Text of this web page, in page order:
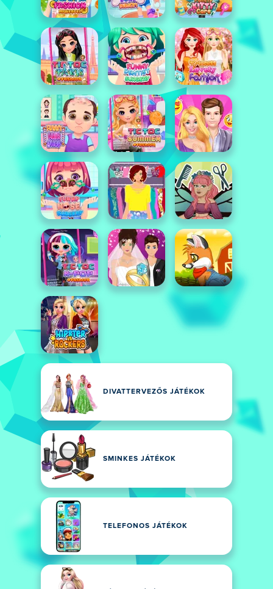
DIVATTERVEZŐS JÁTÉKOK
SMINKES JÁTÉKOK
TELEFONOS JÁTÉKOK